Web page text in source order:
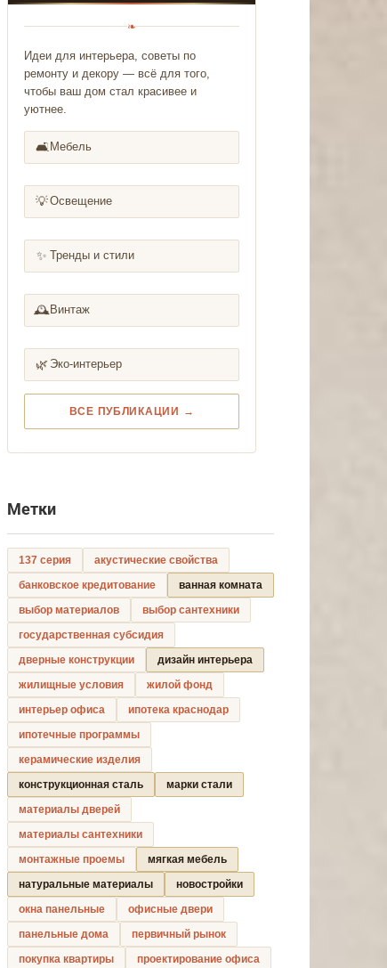
❧
Идеи для интерьера, советы по
ремонту и декору — всё для того,
чтобы ваш дом стал красивее и
уютнее.
🛋️ Мебель
💡Освещение
✨ Тренды и стили
🕰️ Винтаж
🌿 Эко-интерьер
ВСЕ ПУБЛИКАЦИИ →
Метки
137 серия
акустические свойства
банковское кредитование
ванная комната
выбор материалов
выбор сантехники
государственная субсидия
дверные конструкции
дизайн интерьера
жилищные условия
жилой фонд
интерьер офиса
ипотека краснодар
ипотечные программы
керамические изделия
конструкционная сталь
марки стали
материалы дверей
материалы сантехники
монтажные проемы
мягкая мебель
натуральные материалы
новостройки
окна панельные
офисные двери
панельные дома
первичный рынок
покупка квартиры
проектирование офиса